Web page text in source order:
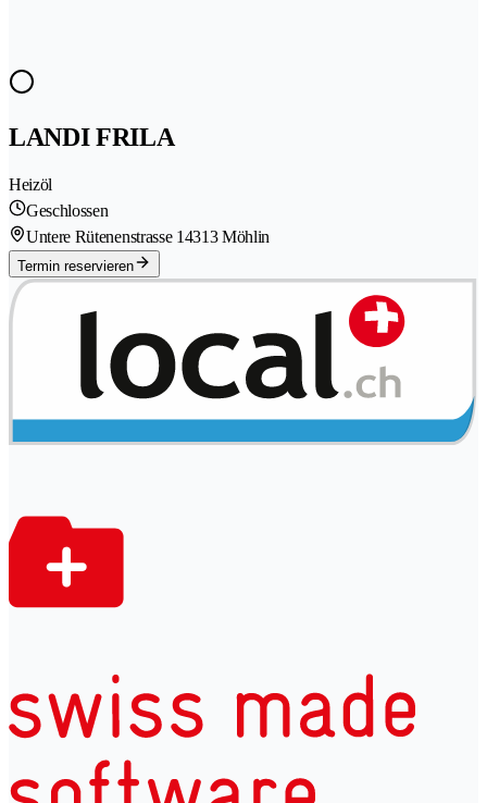
LANDI FRILA
Heizöl
Geschlossen
Untere Rütenenstrasse 14313 Möhlin
Termin reservieren